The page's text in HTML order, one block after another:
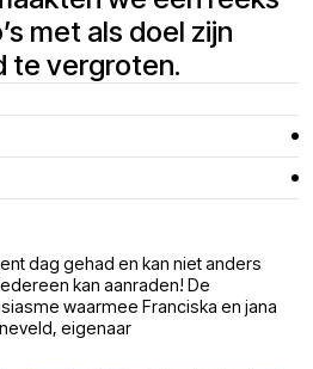
met als doel zijn
te vergroten.
dag gehad en kan niet anders
kan aanraden! De
waarmee Franciska en jana
eigenaar